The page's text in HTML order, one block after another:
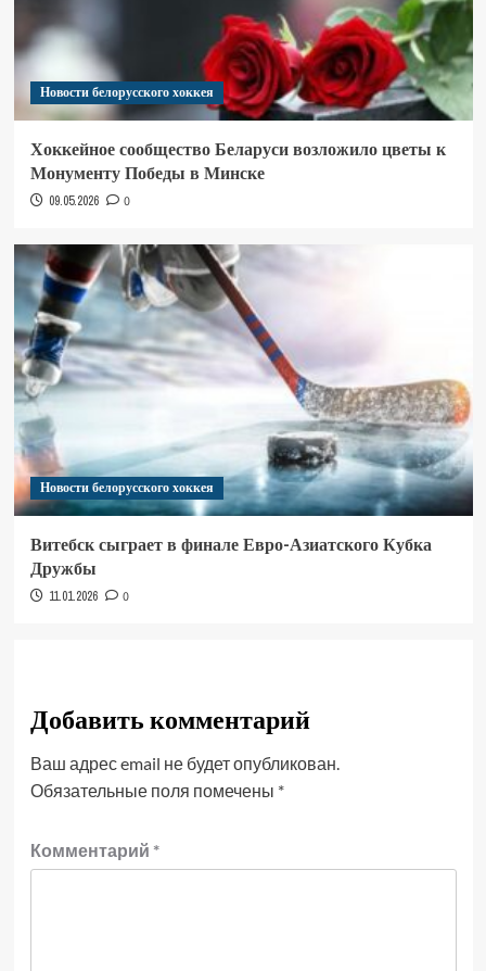
Новости белорусского хоккея
Хоккейное сообщество Беларуси возложило цветы к
Монументу Победы в Минске
09.05.2026 0
Новости белорусского хоккея
Витебск сыграет в финале Евро-Азиатского Кубка
Дружбы
11.01.2026 0
Добавить комментарий
Ваш адрес email не будет опубликован.
Обязательные поля помечены *
Комментарий *